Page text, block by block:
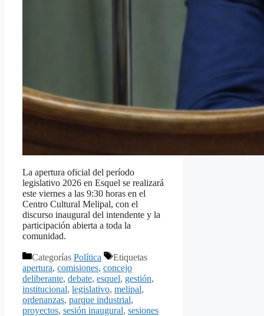
La apertura oficial del período
legislativo 2026 en Esquel se realizará
este viernes a las 9:30 horas en el
Centro Cultural Melipal, con el
discurso inaugural del intendente y la
participación abierta a toda la
comunidad.
Categorías Política
Etiquetas
apertura, comisiones, concejo
deliberante, debate, esquel, gestión,
institucional, legislativo, melipal,
ordenanzas, parque industrial,
proyectos, sesión inaugural, sesiones